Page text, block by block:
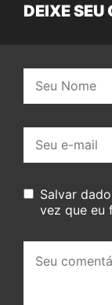
DEIXE SEU
mail:
Salvar
vez que eu
comentário: